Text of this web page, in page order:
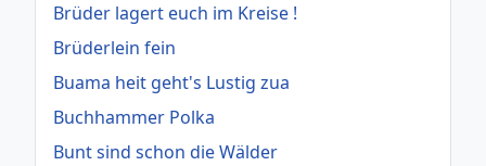
Brüder lagert euch im Kreise !
Brüderlein fein
Buama heit geht's Lustig zua
Buchhammer Polka
Bunt sind schon die Wälder